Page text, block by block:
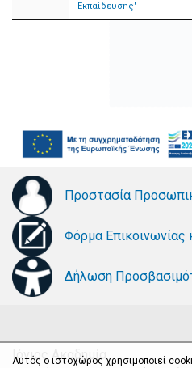
Εκπαίδευσης"
Προστασία
Φόρμα
Δήλωση
Ιόνιος Ακαδημία
Αυτός ο ιστοχώρος χρησιμοποιεί